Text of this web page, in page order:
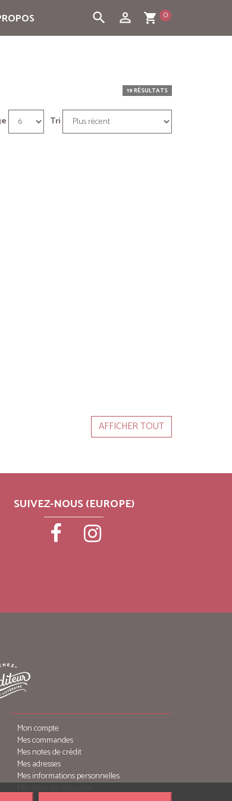
shopping_cart 0
person_outline
search
19 RÉSULTATS
Tri
AFFICHER TOUT
SUIVEZ-NOUS (EUROPE)
Mon compte
Mes commandes
Mes notes de crédit
Mes adresses
Mes informations personnelles